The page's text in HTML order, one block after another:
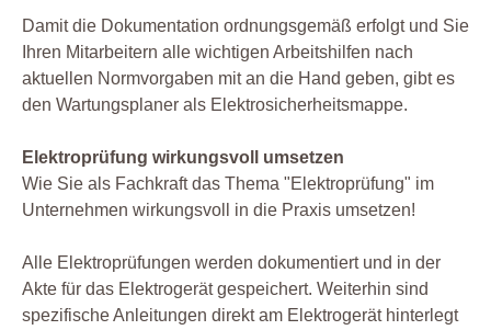
Damit die Dokumentation ordnungsgemäß erfolgt und Sie
Ihren Mitarbeitern alle wichtigen Arbeitshilfen nach
aktuellen Normvorgaben mit an die Hand geben, gibt es
den Wartungsplaner als Elektrosicherheitsmappe.
Elektroprüfung wirkungsvoll umsetzen
Wie Sie als Fachkraft das Thema "Elektroprüfung" im
Unternehmen wirkungsvoll in die Praxis umsetzen!
Alle Elektroprüfungen werden dokumentiert und in der
Akte für das Elektrogerät gespeichert. Weiterhin sind
spezifische Anleitungen direkt am Elektrogerät hinterlegt